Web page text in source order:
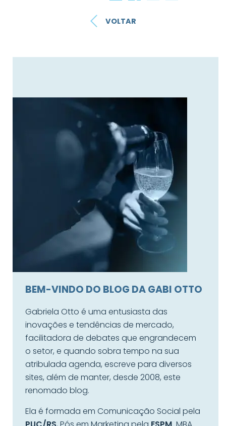
VOLTAR
BEM-VINDO DO BLOG DA GABI OTTO
Gabriela Otto é uma entusiasta das
inovações e tendências de mercado,
facilitadora de debates que engrandecem
o setor, e quando sobra tempo na sua
atribulada agenda, escreve para diversos
sites, além de manter, desde 2008, este
renomado blog.
Ela é formada em Comunicação Social pela